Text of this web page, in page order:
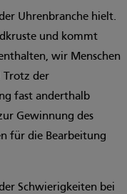
Uhrenbranche hielt.
und kommt
wir Menschen
Trotz der
fast anderthalb
Gewinnung des
für die Bearbeitung
Schwierigkeiten bei